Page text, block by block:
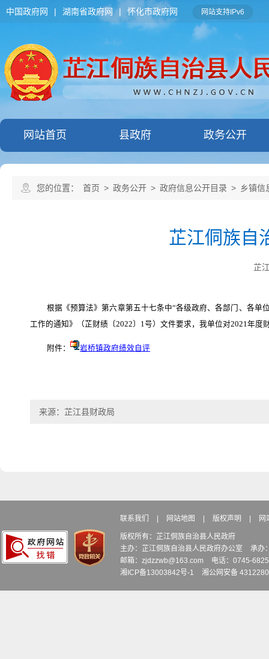
中国政府网 | 湖南省政府网 | 怀化市政府网 网站支持IPv6
网站首页 县政府 政务公开
您的位置： 首页 > 政务公开 > 政府信息公开目录 > 乡镇信
芷江侗族自
芷
根据《预算法》第六章第五十七条中“各级政府、各部门、各单
工作的通知》（芷财绩〔2022〕1号）文件要求，我单位对2021年
附件： 岩桥镇政府绩效自评
来源：芷江县财政局
联系我们 | 网站地图 | 版权声明 | 网
版权所有：芷江侗族自治县人民政府
主办：芷江侗族自治县人民政府办公室
承办
邮箱：zjdzzwb@163.com
电话：0745-
湘ICP备13003842号-1
湘公网安备